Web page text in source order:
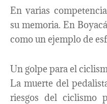
En varias
su memoria. En
como un ejemplo de
Un golpe para el
La muerte del
riesgos del ciclismo